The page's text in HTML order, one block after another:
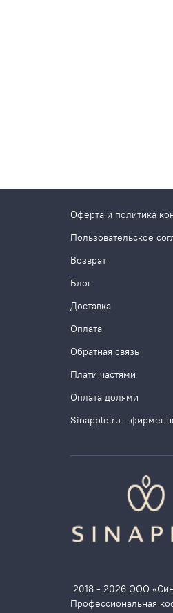
Оферта и политика
Пользовательское
Возврат
Блог
Доставка
Оплата
Обратная связь
Плати частями
Оплата долями
Sinapple.ru -
2018 - 2026 ООО
Профессиональная